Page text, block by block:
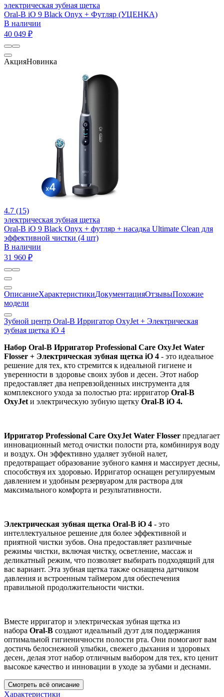
электрическая зубная щетка
Oral-B iO 9 Black Onyx + Футляр (УЦЕНКА)
В наличии
40 049 ₽
АкцияНовинка
4.7 (15)
электрическая зубная щетка
Oral-B iO 9 Black Onyx + футляр + насадка Ultimate Clean для
эффективной чистки (4 шт)
В наличии
31 960 ₽
ОписаниеХарактеристикиДокументацияОтзывыПохожие
модели
Зубной центр Oral-B Ирригатор OxyJet + Электрическая
зубная щетка iO 4
Набор Oral-B Ирригатор Professional Care OxyJet Water
Flosser + Электрическая зубная щетка iO 4 - это идеальное
решение для тех, кто стремится к идеальной гигиене и
уверенности в здоровье своих зубов и десен. Этот набор
предоставляет два непревзойденных инструмента для
комплексного ухода за полостью рта: ирригатор Oral-B
OxyJet и электрическую зубную щетку Oral-B iO 4.
Ирригатор Professional Care OxyJet Water Flosser предлагает
инновационный метод очистки полости рта, комбинируя воду
и воздух. Он эффективно удаляет зубной налет,
предотвращает образование зубного камня и массирует десны,
способствуя их здоровью. Ирригатор оснащен регулируемым
давлением и удобным резервуаром для раствора для
максимального комфорта и результативности.
Электрическая зубная щетка Oral-B iO 4 - это
интеллектуальное решение для более эффективной и
приятной чистки зубов. Она предоставляет различные
режимы чистки, включая чистку, осветление, массаж и
деликатный режим, что позволяет выбирать подходящий для
вас вариант. Эта зубная щетка также оснащена датчиком
давления и встроенным таймером для обеспечения
правильной продолжительности чистки.
Вместе ирригатор и электрическая зубная щетка из
набора Oral-B создают идеальный дуэт для поддержания
оптимальной гигиеничности полости рта. Они помогают вам
достичь белоснежной улыбки, свежего дыхания и здоровых
десен, делая этот набор отличным выбором для тех, кто ценит
высокое качество и инновации в уходе за зубами и деснами.
Смотреть всё описание
Характеристики